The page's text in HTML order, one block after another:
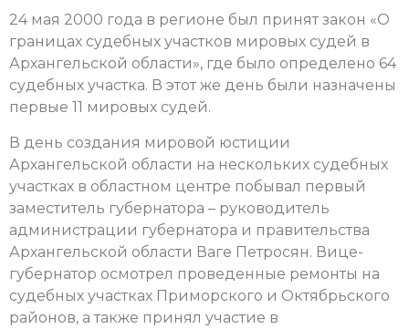
24 мая 2000 года в регионе был принят закон «О
границах судебных участков мировых судей в
Архангельской области», где было определено 64
судебных участка. В этот же день были назначены
первые 11 мировых судей.
В день создания мировой юстиции
Архангельской области на нескольких судебных
участках в областном центре побывал первый
заместитель губернатора – руководитель
администрации губернатора и правительства
Архангельской области Ваге Петросян. Вице-
губернатор осмотрел проведенные ремонты на
судебных участках Приморского и Октябрьского
районов, а также принял участие в